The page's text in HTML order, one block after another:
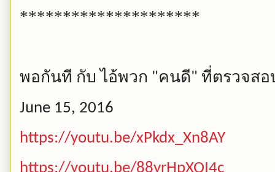
*********************
พอกันที กับ ไอ้พวก "คนดี" ที่ตรวจสอ
June 15, 2016
https://youtu.be/xPkdx_Xn8AY